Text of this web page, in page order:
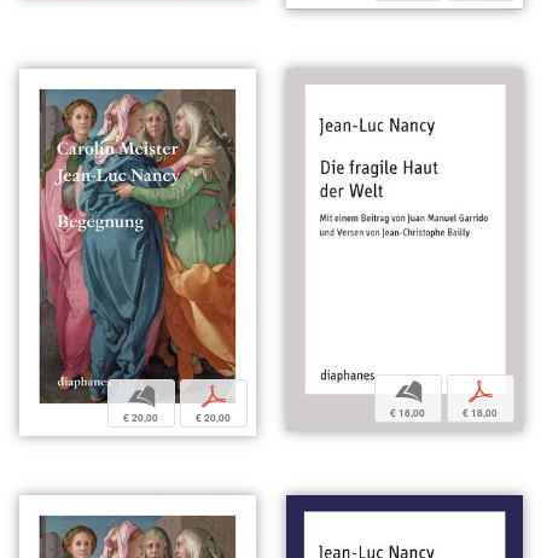
b
€ 20,00
p
€ 20,00
b
€ 18,00
p
€ 18,00